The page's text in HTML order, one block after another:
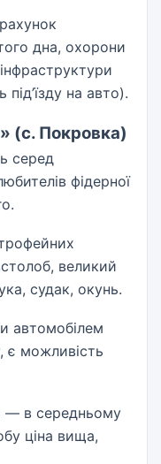
дна, охорони
на авто).
(с. Покровка)
серед
фідерної
великий
судак, окунь.
автомобілем
є можливість
— в середньому
ціна вища,